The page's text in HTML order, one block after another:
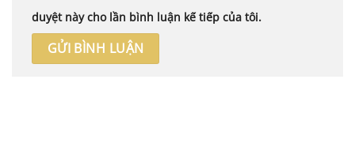
duyệt này cho lần bình luận kế tiếp của tôi.